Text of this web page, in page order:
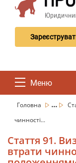
Меню
Головна ...
чинності...
Стаття 91.
втрати